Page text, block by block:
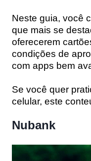
Neste guia, você
que mais se
oferecerem
condições de
com apps bem
Se você quer
celular, este
Nubank